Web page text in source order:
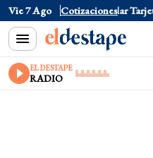
Vie 7 Ago Cotizaciones
Oficial $1520 Dólar Tarjeta
EL DESTAPE
RADIO